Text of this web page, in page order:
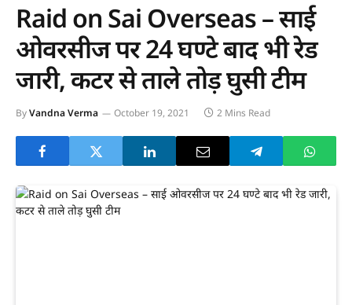
Raid on Sai Overseas – साई
ओवरसीज पर 24 घण्टे बाद भी रेड
जारी, कटर से ताले तोड़ घुसी टीम
ByVandna Verma October 19, 2021 2 Mins Read